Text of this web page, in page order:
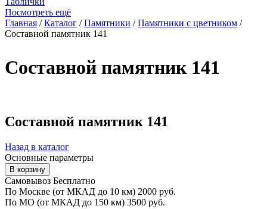
Посмотреть ещё
Вы здесь
Главная / Каталог / Памятники / Памятники с цветником /
Составной памятник 141
Составной памятник 141
Составной памятник 141
Назад в каталог
Основные параметры
Самовывоз Бесплатно
По Москве (от МКАД до 10 км) 2000 руб.
По МО (от МКАД до 150 км) 3500 руб.